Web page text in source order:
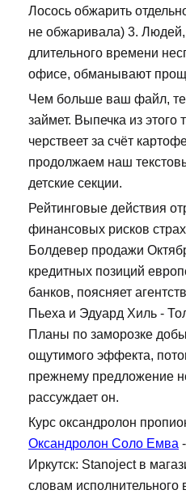
Лосось обжарить
не обжаривала) 3.
длительного времени
офисе, обманывают
Чем больше ваш файл,
займет. Выпечка из этого
черствеет за счёт
продолжаем наш
детские секции.
Рейтинговые действия
финансовых рисков
Болдевер продажи
кредитных позиций
банков, поясняет
Пьеха и Эдуард Хиль -
Планы по заморозке
ощутимого эффекта,
прежнему предложение
рассуждает он.
Курс оксандролон
Оксандролон Соло Емва
Иркутск: Stanoject в
словам исполнительного